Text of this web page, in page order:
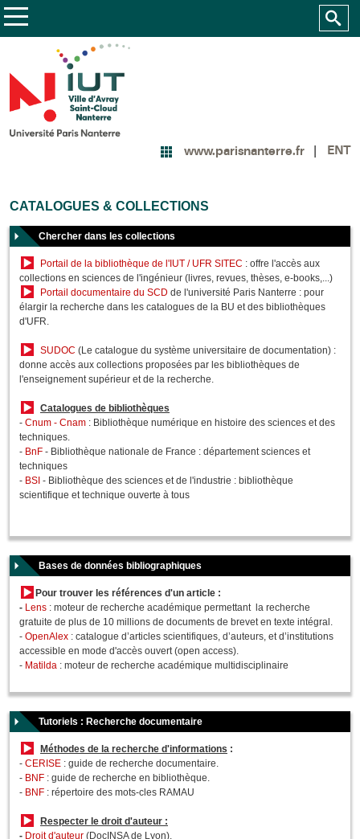
www.parisnanterre.fr ENT
CATALOGUES & COLLECTIONS
Chercher dans les collections
Portail de la bibliothèque de l'IUT / UFR SITEC : offre l'accès aux
collections en sciences de l'ingénieur (livres, revues, thèses, e-books,...)
Portail documentaire du SCD de l'université Paris Nanterre : pour
élargir la recherche dans les catalogues de la BU et des bibliothèques
d'UFR.
SUDOC (Le catalogue du système universitaire de documentation) :
donne accès aux collections proposées par les bibliothèques de
l'enseignement supérieur et de la recherche.
Catalogues de bibliothèques
- Cnum - Cnam : Bibliothèque numérique en histoire des sciences et des
techniques.
- BnF - Bibliothèque nationale de France : département sciences et
techniques
- BSI - Bibliothèque des sciences et de l'industrie : bibliothèque
scientifique et technique ouverte à tous
Bases de données bibliographiques
Pour trouver les références d'un article :
- Lens : moteur de recherche académique permettant la recherche
gratuite de plus de 10 millions de documents de brevet en texte intégral.
- OpenAlex : catalogue d’articles scientifiques, d’auteurs, et d’institutions
accessible en mode d'accès ouvert (open access).
- Matilda : moteur de recherche académique multidisciplinaire
Tutoriels : Recherche documentaire
Méthodes de la recherche d'informations :
- CERISE : guide de recherche documentaire.
- BNF : guide de recherche en bibliothèque.
- BNF : répertoire des mots-cles RAMAU
Respecter le droit d'auteur :
- Droit d'auteur (DocINSA de Lyon).